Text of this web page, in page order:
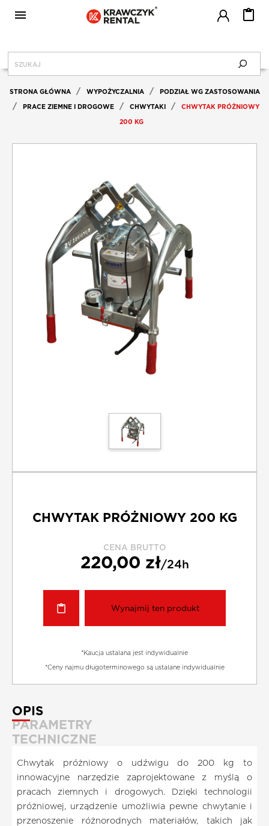

JAK WYPOŻYCZAĆ?
O NAS
KONTAKT
STRONA GŁÓWNA WYPOŻYCZALNIA PODZIAŁ WG ZASTOSOWANIA
PRACE ZIEMNE I DROGOWE CHWYTAKI CHWYTAK PRÓŻNIOWY
200 KG
CHWYTAK PRÓŻNIOWY 200 KG
CENA BRUTTO
220,00 zł/24h
Wynajmij ten produkt
*Kaucja ustalana jest indywidualnie
*Ceny najmu długoterminowego są ustalane indywidualnie
OPIS
PARAMETRY
TECHNICZNE
Chwytak próżniowy o udźwigu do 200 kg to
innowacyjne narzędzie zaprojektowane z myślą o
pracach ziemnych i drogowych. Dzięki technologii
próżniowej, urządzenie umożliwia pewne chwytanie i
przenoszenie różnorodnych materiałów, takich jak